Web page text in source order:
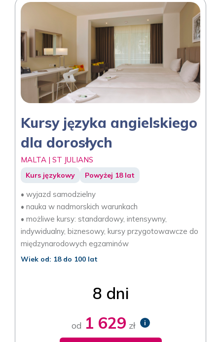
Kursy języka angielskiego
dla dorosłych
MALTA | ST JULIANS
Kurs językowy Powyżej 18 lat
• wyjazd samodzielny
• nauka w nadmorskich warunkach
• możliwe kursy: standardowy, intensywny,
indywidualny, biznesowy, kursy przygotowawcze do
międzynarodowych egzaminów
Wiek od: 18 do 100 lat
8 dni
od 1 629 zł i